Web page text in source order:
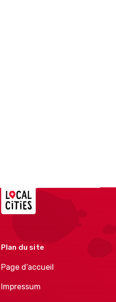
Localcities
Plan du site
Page d’accueil
Impressum